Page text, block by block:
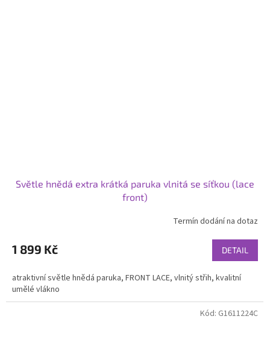
Světle hnědá extra krátká paruka vlnitá se síťkou (lace
front)
Termín dodání na dotaz
1 899 Kč DETAIL
atraktivní světle hnědá paruka, FRONT LACE, vlnitý střih, kvalitní
umělé vlákno
Kód: G1611224C